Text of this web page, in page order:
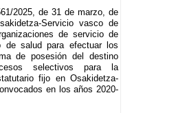
2025, de 31 de marzo, de
Servicio vasco de
de servicio de
de salud para efectuar los
de posesión del destino
selectivos para la
fijo en Osakidetza-
en los años 2020-